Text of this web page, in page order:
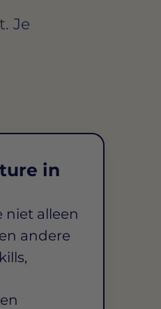
Je
in
niet alleen
andere